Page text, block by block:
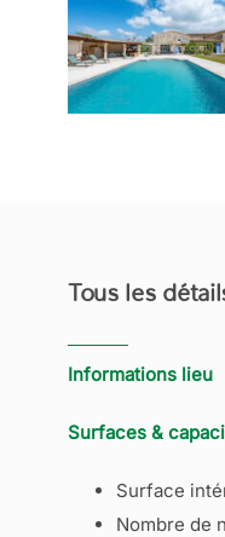
Tous les
Informations lieu
Surfaces &
Surface
Nombre de